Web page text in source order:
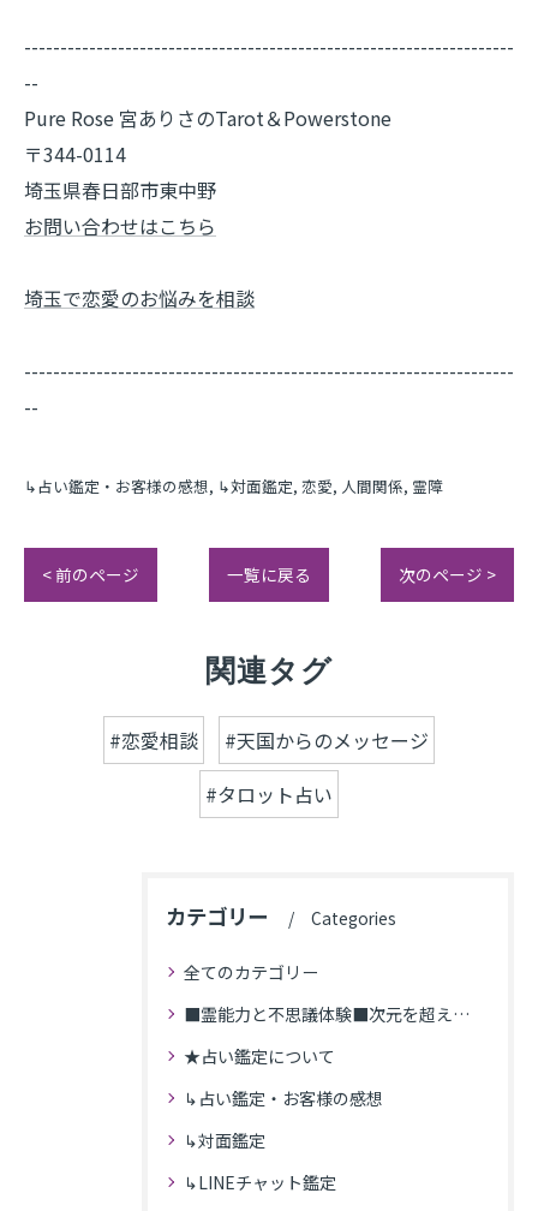
--------------------------------------------------------------------
--
Pure Rose 宮ありさのTarot＆Powerstone
〒344-0114
埼玉県春日部市東中野
お問い合わせはこちら
埼玉で恋愛のお悩みを相談
--------------------------------------------------------------------
--
↳占い鑑定・お客様の感想 ↳対面鑑定 恋愛 人間関係 霊障
< 前のページ 一覧に戻る 次のページ >
関連タグ
#恋愛相談
#天国からのメッセージ
#タロット占い
カテゴリー Categories
全てのカテゴリー
■霊能力と不思議体験■次元を超えた体験
★占い鑑定について
↳占い鑑定・お客様の感想
↳対面鑑定
↳LINEチャット鑑定